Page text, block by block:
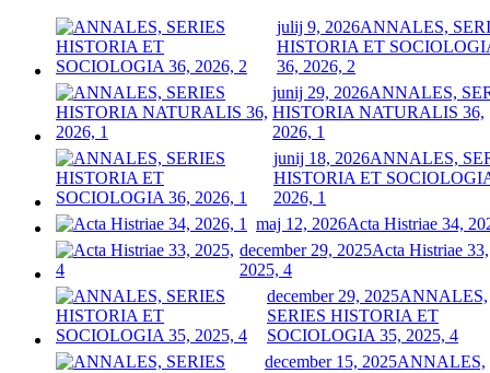
julij 9, 2026ANNALES,
HISTORIA ET
36, 2026, 2
junij 29, 2026ANNALES,
HISTORIA NATURALIS 36,
2026, 1
junij 18, 2026ANNALES,
HISTORIA ET
2026, 1
maj 12, 2026Acta Histriae 34,
december 29, 2025Acta Histriae 33,
2025, 4
december 29, 2025ANNALES,
SERIES HISTORIA ET
SOCIOLOGIA 35, 2025, 4
december 15, 2025ANNALES,